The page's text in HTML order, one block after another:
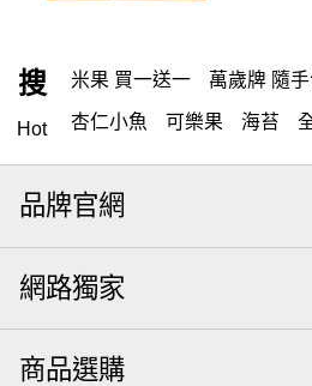
搜
Hot
米果 買一送一 萬歲牌 隨
杏仁小魚 可樂果 海苔
無調味 全聯 禮盒 全聯 素
米果
全聯 拜拜 飲 桶裝堅果
三角壽司海苔
起司 核桃 三角 荷卡
無調味綜合果
品牌官網
網路獨家
商品選購